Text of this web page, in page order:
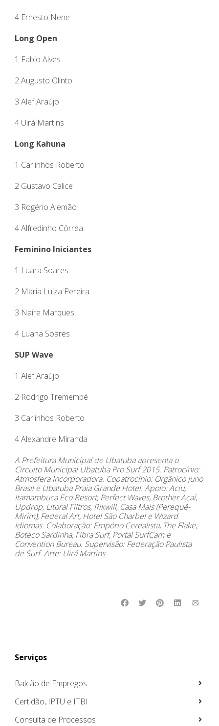
4 Ernesto Nene
Long Open
1 Fabio Alves
2 Augusto Olinto
3 Alef Araújo
4 Uirá Martins
Long Kahuna
1 Carlinhos Roberto
2 Gustavo Calice
3 Rogério Alemão
4 Alfredinho Côrrea
Feminino Iniciantes
1 Luara Soares
2 Maria Luiza Pereira
3 Naire Marques
4 Luana Soares
SUP Wave
1 Alef Araújo
2 Rodrigo Tremembé
3 Carlinhos Roberto
4 Alexandre Miranda
A Prefeitura Municipal de Ubatuba apresenta o
Circuito Municipal Ubatuba Pro Surf 2015. Patrocínio:
Atmosfera Incorporadora. Copatrocínio: Orgânico Juno
Brasil e Ubatuba Praia Grande Hotel. Apoio: Aciu,
Itamambuca Eco Resort, Perfect Waves, Brother Açaí,
Updrop, Litoral Filtros, Rikwill, Casa Mais (Perequê-
Mirim), Federal Art, Hotel São Charbel e Wizard
Idiomas. Colaboração: Empório Cerealista, The Flake,
Boteco Sardinha, Fibra Surf, Portal SurfCam e
Convention Bureau. Supervisão: Federação Paulista
de Surf. Arte: Uirá Martins.
Serviços
Balcão de Empregos
Certidão, IPTU e ITBI
Consulta de Processos